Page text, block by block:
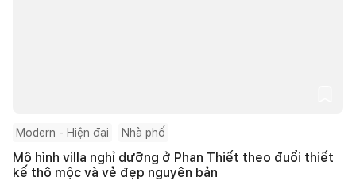
Modern - Hiện đại Nhà phố
Mô hình villa nghỉ dưỡng ở Phan Thiết theo đuổi thiết
kế thô mộc và vẻ đẹp nguyên bản